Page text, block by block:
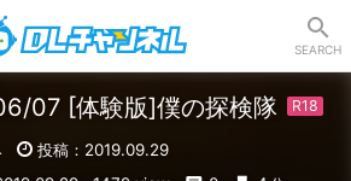
SEARCH
07 [体験版]僕の探検隊
投稿：2019.09.29